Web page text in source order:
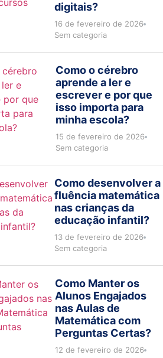
digitais?
16 de fevereiro de 2026
Sem categoria
Como o cérebro
aprende a ler e
escrever e por que
isso importa para
minha escola?
15 de fevereiro de 2026
Sem categoria
Como desenvolver a
fluência matemática
nas crianças da
educação infantil?
13 de fevereiro de 2026
Sem categoria
Como Manter os
Alunos Engajados
nas Aulas de
Matemática com
Perguntas Certas?
12 de fevereiro de 2026